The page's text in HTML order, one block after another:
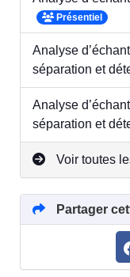
Présentiel
Analyse
séparation et
Analyse
séparation et
Voir toutes
Partager